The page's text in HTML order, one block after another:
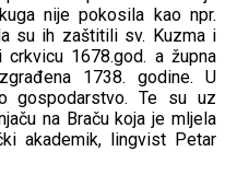
nije pokosila kao npr.
su ih zaštitili sv. Kuzma i
1678.god. a župna
1738. godine. U
gospodarstvo. Te su uz
na Braču koja je mljela
akademik, lingvist Petar